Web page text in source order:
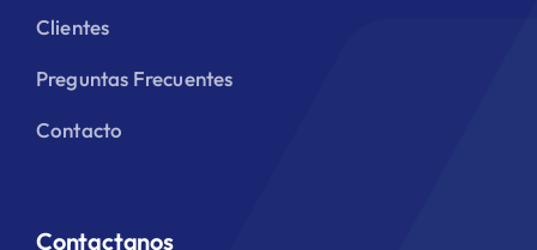
Clientes
Preguntas Frecuentes
Contacto
Contactanos